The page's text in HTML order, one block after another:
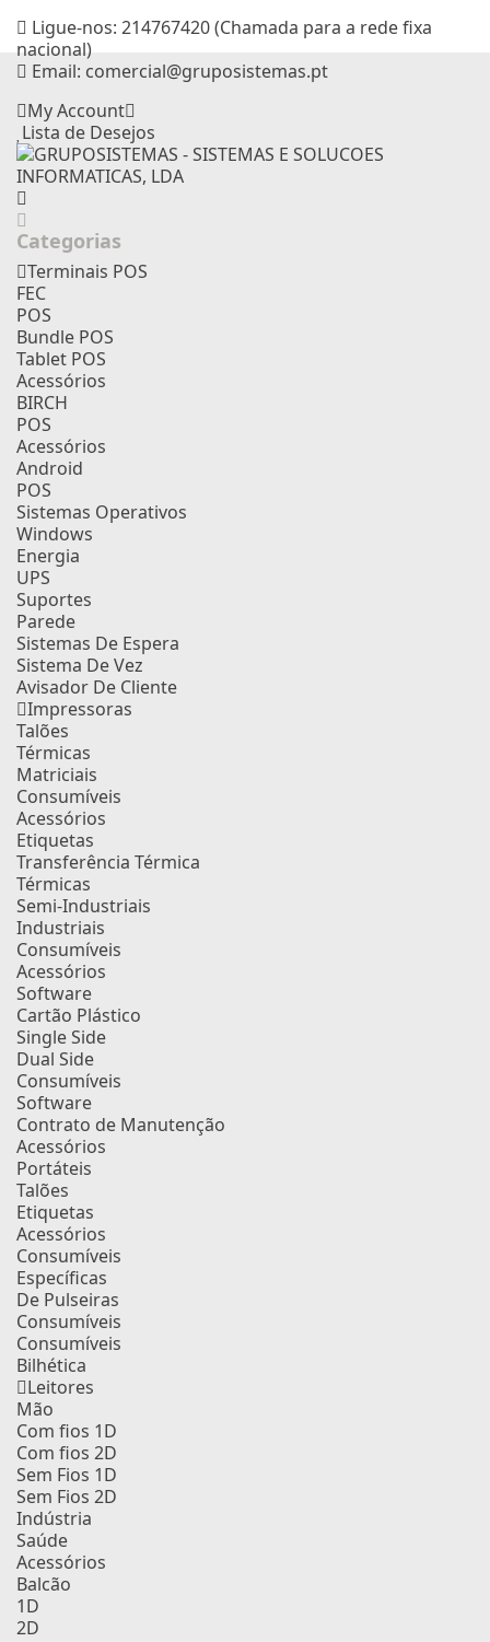
Ligue-nos: 214767420 (Chamada para a rede fixa
nacional)
Email: comercial@gruposistemas.pt
My Account
Lista de Desejos
Categorias
Terminais POS
FEC
POS
Bundle POS
Tablet POS
Acessórios
BIRCH
POS
Acessórios
Android
POS
Sistemas Operativos
Windows
Energia
UPS
Suportes
Parede
Sistemas De Espera
Sistema De Vez
Avisador De Cliente
Impressoras
Talões
Térmicas
Matriciais
Consumíveis
Acessórios
Etiquetas
Transferência Térmica
Térmicas
Semi-Industriais
Industriais
Consumíveis
Acessórios
Software
Cartão Plástico
Single Side
Dual Side
Consumíveis
Software
Contrato de Manutenção
Acessórios
Portáteis
Talões
Etiquetas
Acessórios
Consumíveis
Específicas
De Pulseiras
Consumíveis
Consumíveis
Bilhética
Leitores
Mão
Com fios 1D
Com fios 2D
Sem Fios 1D
Sem Fios 2D
Indústria
Saúde
Acessórios
Balcão
1D
2D